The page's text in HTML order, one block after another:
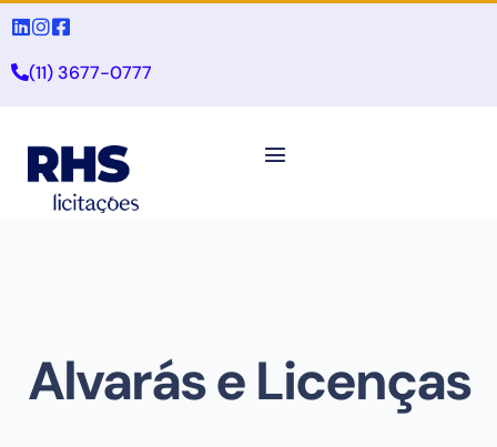
(11) 3677-0777
Alvarás e Licenças